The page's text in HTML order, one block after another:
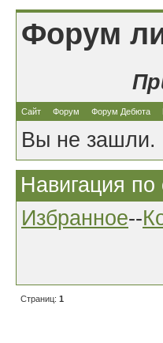
Форум
Сайт Форум Форум Дебюта
Вы не зашли.
Навигация по
Избранное--
Страниц: 1